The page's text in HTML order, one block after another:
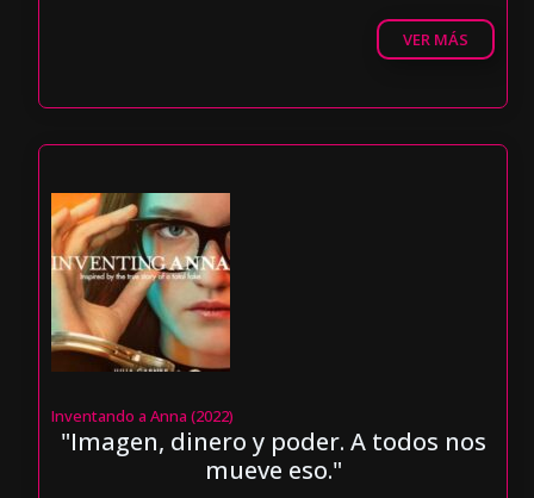
VER MÁS
Inventando a Anna (2022)
"Imagen, dinero y poder. A todos nos
mueve eso."